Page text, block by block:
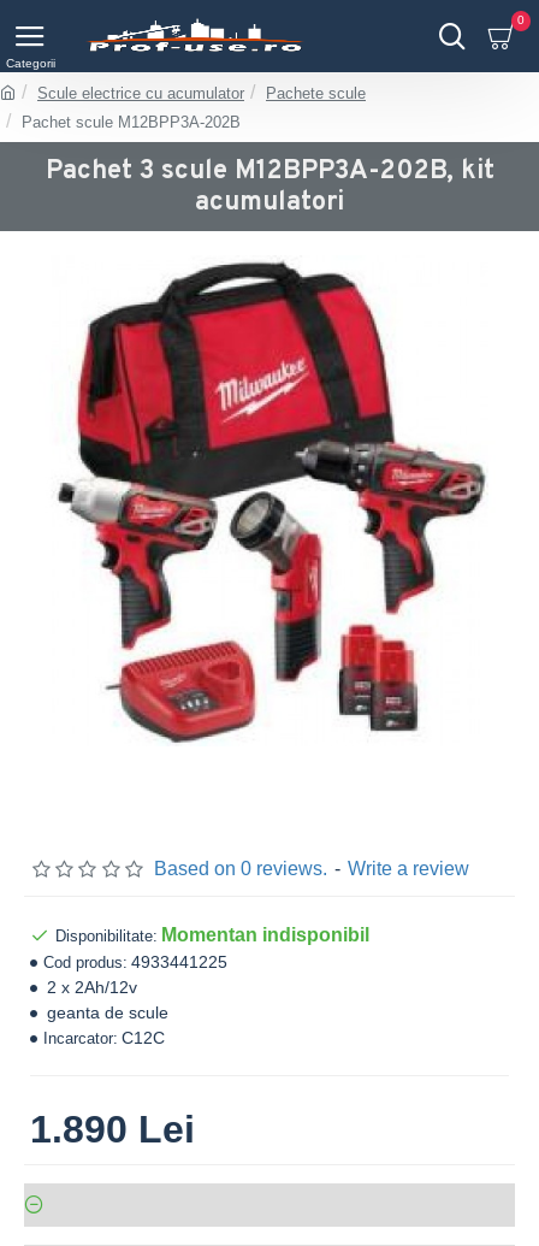
0
Scule electrice cu acumulator
Pachete scule
Pachet scule M12BPP3A-202B
Pachet 3 scule M12BPP3A-202B, kit
acumulatori
Based on 0 reviews. - Write a review
1.890 Lei
Disponibilitate: Momentan indisponibil
Cod produs: 4933441225
2 x 2Ah/12v
geanta de scule
Incarcator: C12C